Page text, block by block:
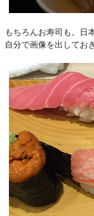
もちろんお寿司も。日
自分で画像を出してお